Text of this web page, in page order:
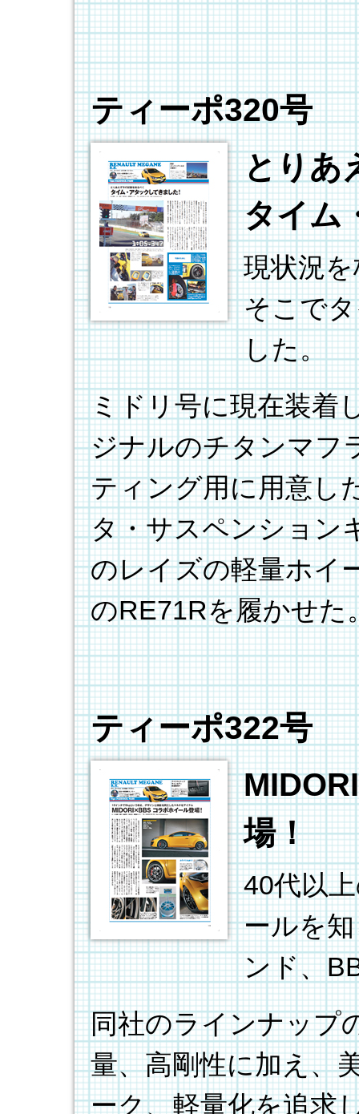
ティーポ320号
とりあ
タイム
現状況
そこで
した。
ミドリ号に現在装着
ジナルのチタンマフ
ティング用に用意し
タ・サスペンション
のレイズの軽量ホイ
のRE71Rを履かせた
ティーポ322号
場！
40代以
ールを
ンド、
同社のラインナップ
量、高剛性に加え、
ーク、軽量化を追求